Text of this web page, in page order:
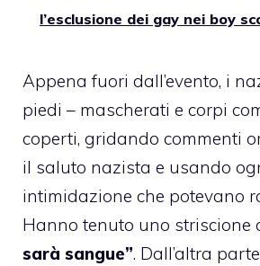
l’esclusione dei gay nei boy
Appena fuori dall’evento, i
piedi – mascherati e corpi
coperti, gridando commenti
il saluto nazista e usando
intimidazione che potevano
Hanno tenuto uno striscione
sarà sangue”. Dall’altra